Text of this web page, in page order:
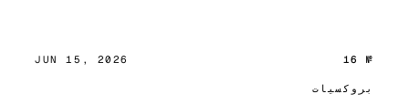
№ 16
JUN 15, 2026
بروكسيات